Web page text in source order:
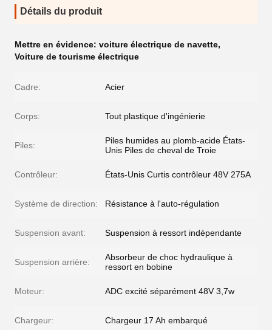
Détails du produit
Mettre en évidence: voiture électrique de navette,
Voiture de tourisme électrique
Cadre: Acier
Corps: Tout plastique d'ingénierie
Piles:
Piles humides au plomb-acide États-
Unis Piles de cheval de Troie
Contrôleur: États-Unis Curtis contrôleur 48V 275A
Système de direction: Résistance à l'auto-régulation
Suspension avant: Suspension à ressort indépendante
Suspension arrière:
Absorbeur de choc hydraulique à
ressort en bobine
Moteur: ADC excité séparément 48V 3,7w
Chargeur: Chargeur 17 Ah embarqué